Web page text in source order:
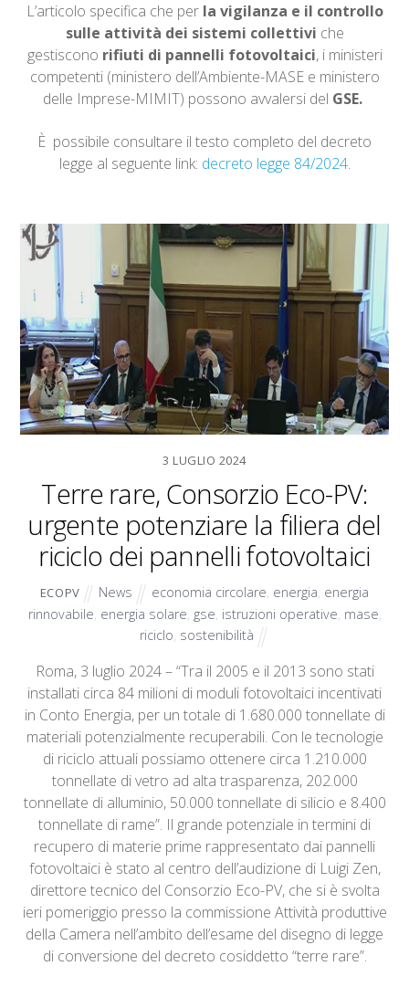
L’articolo specifica che per la vigilanza e il controllo
sulle attività dei sistemi collettivi che
gestiscono rifiuti di pannelli fotovoltaici, i ministeri
competenti (ministero dell’Ambiente-MASE e ministero
delle Imprese-MIMIT) possono avvalersi del GSE.
È possibile consultare il testo completo del decreto
legge al seguente link: decreto legge 84/2024.
3 LUGLIO 2024
Terre rare, Consorzio Eco-PV:
urgente potenziare la filiera del
riciclo dei pannelli fotovoltaici
ECOPV News economia circolare, energia, energia
rinnovabile, energia solare, gse, istruzioni operative, mase,
riciclo, sostenibilità
Roma, 3 luglio 2024 – “Tra il 2005 e il 2013 sono stati
installati circa 84 milioni di moduli fotovoltaici incentivati
in Conto Energia, per un totale di 1.680.000 tonnellate di
materiali potenzialmente recuperabili. Con le tecnologie
di riciclo attuali possiamo ottenere circa 1.210.000
tonnellate di vetro ad alta trasparenza, 202.000
tonnellate di alluminio, 50.000 tonnellate di silicio e 8.400
tonnellate di rame”. Il grande potenziale in termini di
recupero di materie prime rappresentato dai pannelli
fotovoltaici è stato al centro dell’audizione di Luigi Zen,
direttore tecnico del Consorzio Eco-PV, che si è svolta
ieri pomeriggio presso la commissione Attività produttive
della Camera nell’ambito dell’esame del disegno di legge
di conversione del decreto cosiddetto “terre rare”.